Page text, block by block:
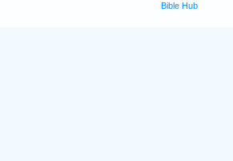
Bible Hub